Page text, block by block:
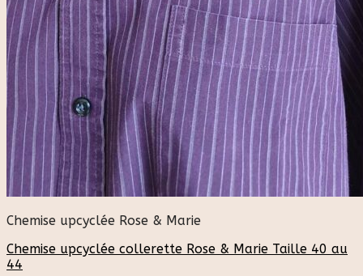
Chemise upcyclée Rose & Marie
Chemise upcyclée collerette Rose & Marie Taille 40 au
44